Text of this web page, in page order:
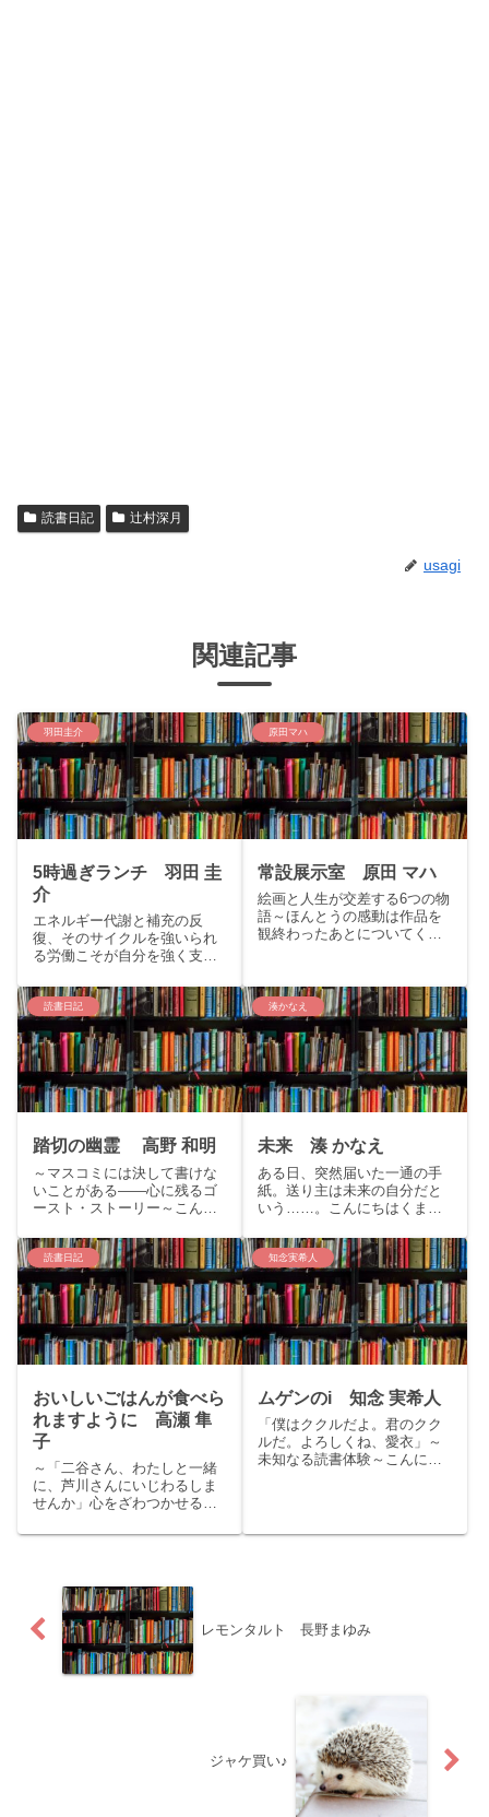
読書日記 辻村深月
usagi
関連記事
羽田圭介
5時過ぎランチ 羽田 圭
介
エネルギー代謝と補充の反
復、そのサイクルを強いられ
る労働こそが自分を強く支え
すです。今回は芥川賞作家羽
田圭介の「5時過ぎランチ」を
ご紹介いたします。story食欲
のリズムとあわない、コント
ロール不能な現実世界。ヤ
ク...
原田マハ
常設展示室 原田 マハ
絵画と人生が交差する6つの物
語～ほんとうの感動は作品を
観終わったあとについてくる
を持ち、アート小説で名高い
原田マハの「常設展示室」を
ご紹介いたします。storyいつ
か終わる恋をしていた私。
不...
読書日記
踏切の幽霊 高野 和明
～マスコミには決して書けな
いことがある――心に残るゴ
ースト・ストーリー～こんに
木賞候補作品・高野和明『踏
切の幽霊』をご紹介いたしま
す。story：マスコミには、決
して書けないことがあるー都
会の片隅にある踏切で撮影
さ...
湊かなえ
未来 湊 かなえ
ある日、突然届いた一通の手
紙。送り主は未来の自分だと
いう……。こんにちはくまり
王湊かなえの新たなる代表作
「未来」の紹介を致します。
story「こんにちは、章子。私
は20年後のあなた、30歳の章
子です。あなたはきっと...
読書日記
おいしいごはんが食べら
れますように 高瀬 隼
子
～「二谷さん、わたしと一緒
に、芦川さんにいじわるしま
せんか」心をざわつかせる、
～こんにちは、くまりすで
が食べられますように」をご
紹介いたします。story：職場
で...
知念実希人
ムゲンのi 知念 実希人
「僕はククルだよ。君のクク
ルだ。よろしくね、愛衣」～
未知なる読書体験～こんにち
レモンタルト 長野まゆみ
ジャケ買い♪